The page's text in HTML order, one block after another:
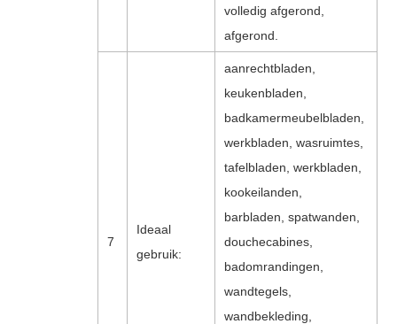
volledig afgerond,
afgerond.
7
Ideaal
gebruik:
aanrechtbladen,
keukenbladen,
badkamermeubelbladen,
werkbladen, wasruimtes,
tafelbladen, werkbladen,
kookeilanden,
barbladen, spatwanden,
douchecabines,
badomrandingen,
wandtegels,
wandbekleding,